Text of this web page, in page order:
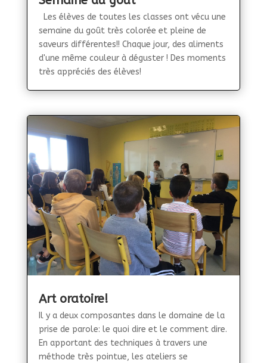
Les élèves de toutes les classes ont vécu une
semaine du goût très colorée et pleine de
saveurs différentes!! Chaque jour, des aliments
d'une même couleur à déguster ! Des moments
très appréciés des élèves!
Art oratoire!
Il y a deux composantes dans le domaine de la
prise de parole: le quoi dire et le comment dire.
En apportant des techniques à travers une
méthode très pointue, les ateliers se